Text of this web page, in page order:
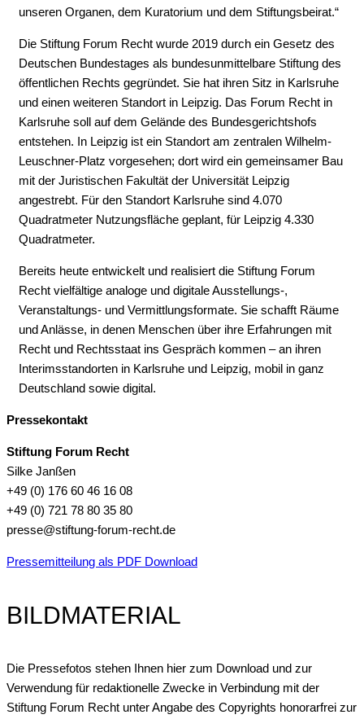
unseren Organen, dem Kuratorium und dem Stiftungsbeirat.“
Die Stiftung Forum Recht wurde 2019 durch ein Gesetz des
Deutschen Bundestages als bundesunmittelbare Stiftung des
öffentlichen Rechts gegründet. Sie hat ihren Sitz in Karlsruhe
und einen weiteren Standort in Leipzig. Das Forum Recht in
Karlsruhe soll auf dem Gelände des Bundesgerichtshofs
entstehen. In Leipzig ist ein Standort am zentralen Wilhelm-
Leuschner-Platz vorgesehen; dort wird ein gemeinsamer Bau
mit der Juristischen Fakultät der Universität Leipzig
angestrebt. Für den Standort Karlsruhe sind 4.070
Quadratmeter Nutzungsfläche geplant, für Leipzig 4.330
Quadratmeter.
Bereits heute entwickelt und realisiert die Stiftung Forum
Recht vielfältige analoge und digitale Ausstellungs-,
Veranstaltungs- und Vermittlungsformate. Sie schafft Räume
und Anlässe, in denen Menschen über ihre Erfahrungen mit
Recht und Rechtsstaat ins Gespräch kommen – an ihren
Interimsstandorten in Karlsruhe und Leipzig, mobil in ganz
Deutschland sowie digital.
Pressekontakt
Stiftung Forum Recht
Silke Janßen
+49 (0) 176 60 46 16 08
+49 (0) 721 78 80 35 80
presse@stiftung-forum-recht.de
Pressemitteilung als PDF Download
BILDMATERIAL
Die Pressefotos stehen Ihnen hier zum Download und zur
Verwendung für redaktionelle Zwecke in Verbindung mit der
Stiftung Forum Recht unter Angabe des Copyrights honorarfrei zur